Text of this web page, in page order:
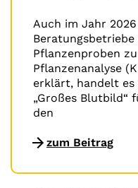
Auch im Jahr
Pflanzenproben
Pflanzenanalyse
erklärt, handelt es
„Großes Blutbild“
den
zum Beitrag